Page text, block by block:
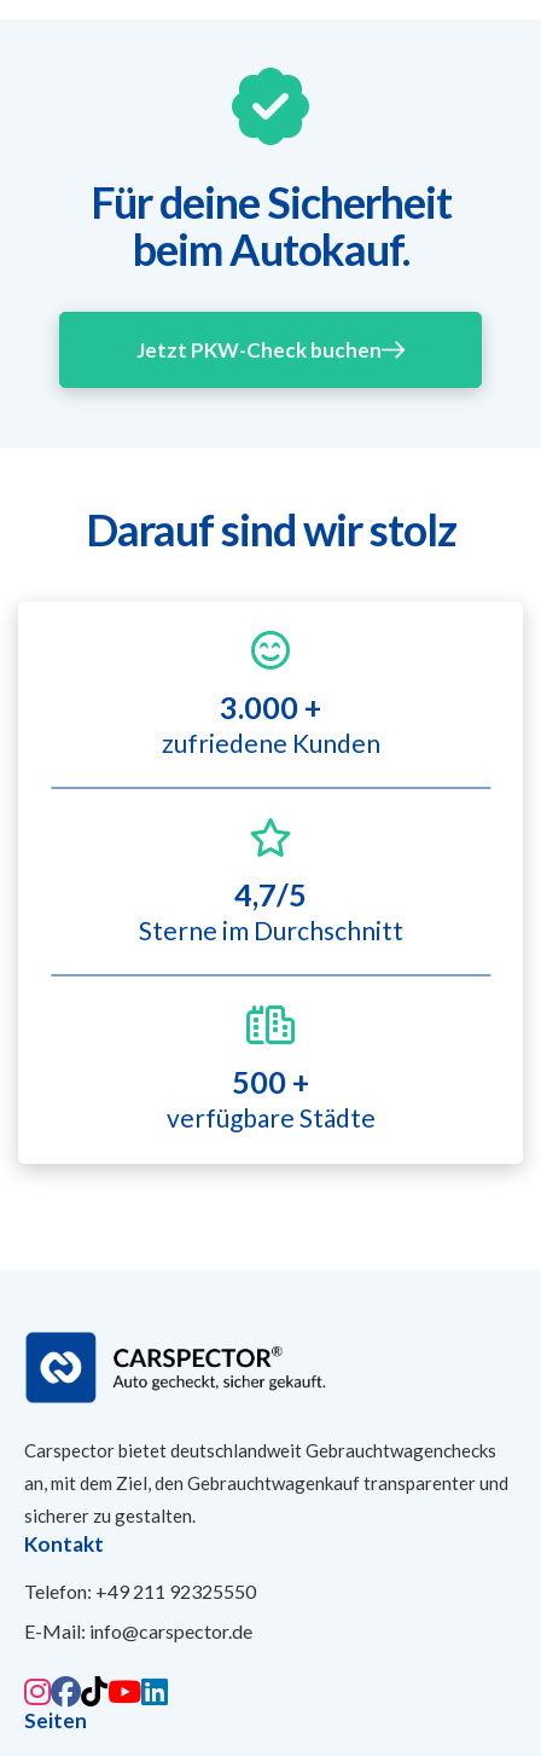
Für deine Sicherheit
beim Autokauf.
Jetzt PKW-Check buchen
Darauf sind wir stolz
3.000 +
zufriedene Kunden
4,7/5
Sterne im Durchschnitt
500 +
verfügbare Städte
Carspector bietet deutschlandweit Gebrauchtwagenchecks
an, mit dem Ziel, den Gebrauchtwagenkauf transparenter und
sicherer zu gestalten.
Kontakt
Telefon: +49 211 92325550
E-Mail: info@carspector.de
Seiten